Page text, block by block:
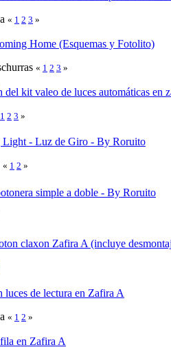
« 1 2 3 »
Home (Esquemas y Fotolito)
« 1 2 3 »
kit valeo de luces automáticas en
1 2 3 »
- Luz de Giro - By Roruito
« 1 2 »
simple a doble - By Roruito
claxon Zafira A (incluye
de lectura en Zafira A
« 1 2 »
en Zafira A